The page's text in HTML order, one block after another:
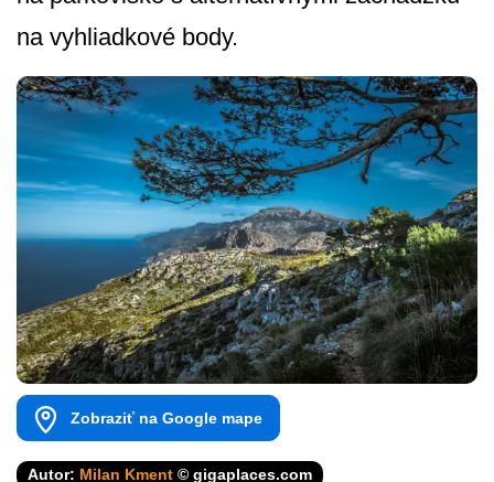
na vyhliadkové body.
Zobraziť na Google mape
Autor: Milan Kment © gigaplaces.com